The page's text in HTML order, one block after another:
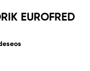
EUROFRED